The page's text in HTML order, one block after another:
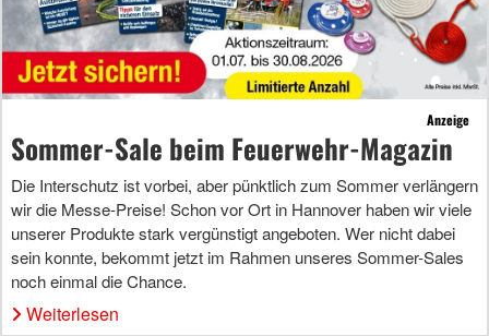
Anzeige
Sommer-Sale beim Feuerwehr-Magazin
Die Interschutz ist vorbei, aber pünktlich zum Sommer verlängern
wir die Messe-Preise! Schon vor Ort in Hannover haben wir viele
unserer Produkte stark vergünstigt angeboten. Wer nicht dabei
sein konnte, bekommt jetzt im Rahmen unseres Sommer-Sales
noch einmal die Chance.
Weiterlesen